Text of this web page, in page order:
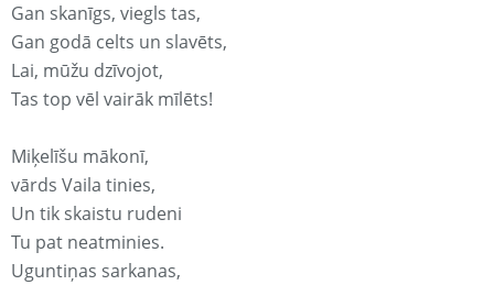
Gan skanīgs, viegls tas,
Gan godā celts un slavēts,
Lai, mūžu dzīvojot,
Tas top vēl vairāk mīlēts!
Miķelīšu mākonī,
vārds Vaila tinies,
Un tik skaistu rudeni
Tu pat neatminies.
Uguntiņas sarkanas,